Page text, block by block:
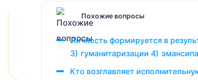
Похожие вопросы
Личность формируется в
3) гуманитаризации 4)
Кто возглавляет